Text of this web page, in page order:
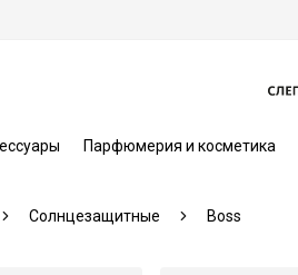
Парфюмерия и косметика
Солнцезащитные Boss